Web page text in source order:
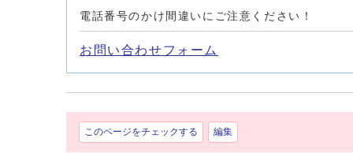
電話番号のかけ間違いにご注意ください！
お問い合わせフォーム
このページをチェックする 編集